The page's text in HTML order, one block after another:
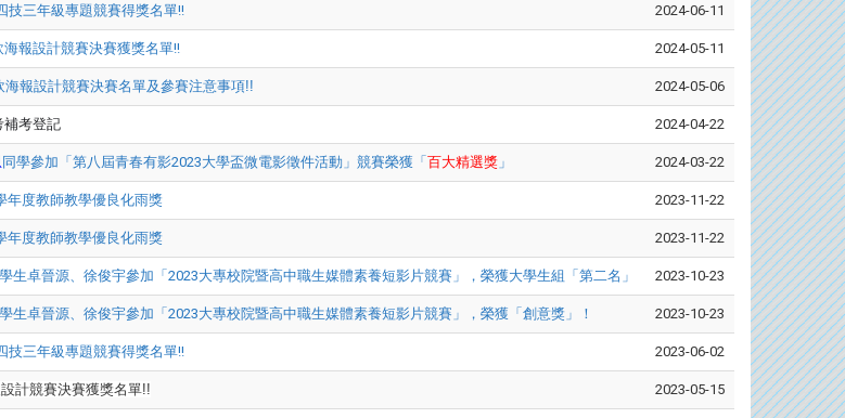
技三年級專題競賽得獎名單!! 2024-06-11
報設計競賽決賽獲獎名單!! 2024-05-11
報設計競賽決賽名單及參賽注意事項!! 2024-05-06
補考登記 2024-04-22
同學參加「第八屆青春有影2023大學盃微電影徵件活動」競賽榮獲「 百大精選獎 」 2024-03-22
年度教師教學優良化雨獎 2023-11-22
年度教師教學優良化雨獎 2023-11-22
生卓晉源、徐俊宇參加「2023大專校院暨高中職生媒體素養短影片競賽」，榮獲大學生組「第二名」 2023-10-23
生卓晉源、徐俊宇參加「2023大專校院暨高中職生媒體素養短影片競賽」，榮獲「創意獎」！ 2023-10-23
技三年級專題競賽得獎名單!! 2023-06-02
計競賽決賽獲獎名單!! 2023-05-15